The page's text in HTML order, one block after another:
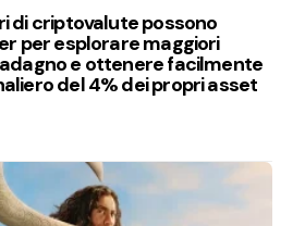
di criptovalute possono
per esplorare maggiori
e ottenere facilmente
del 4% dei propri asset